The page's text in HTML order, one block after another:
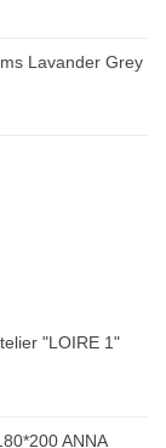
Lavander Grey
"LOIRE 1"
ANNA